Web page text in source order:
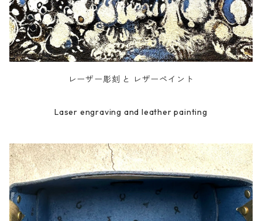
レーザー彫刻 と レザーペイント
Laser engraving and leather painting